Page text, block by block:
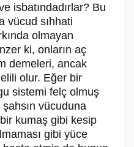
isbatındadırlar? Bu
vücud sıhhati
olmayan
ki, onların aç
demeleri, ancak
olur. Eğer bir
sistemi felç olmuş
vücuduna
kumaş gibi kesip
gibi yüce